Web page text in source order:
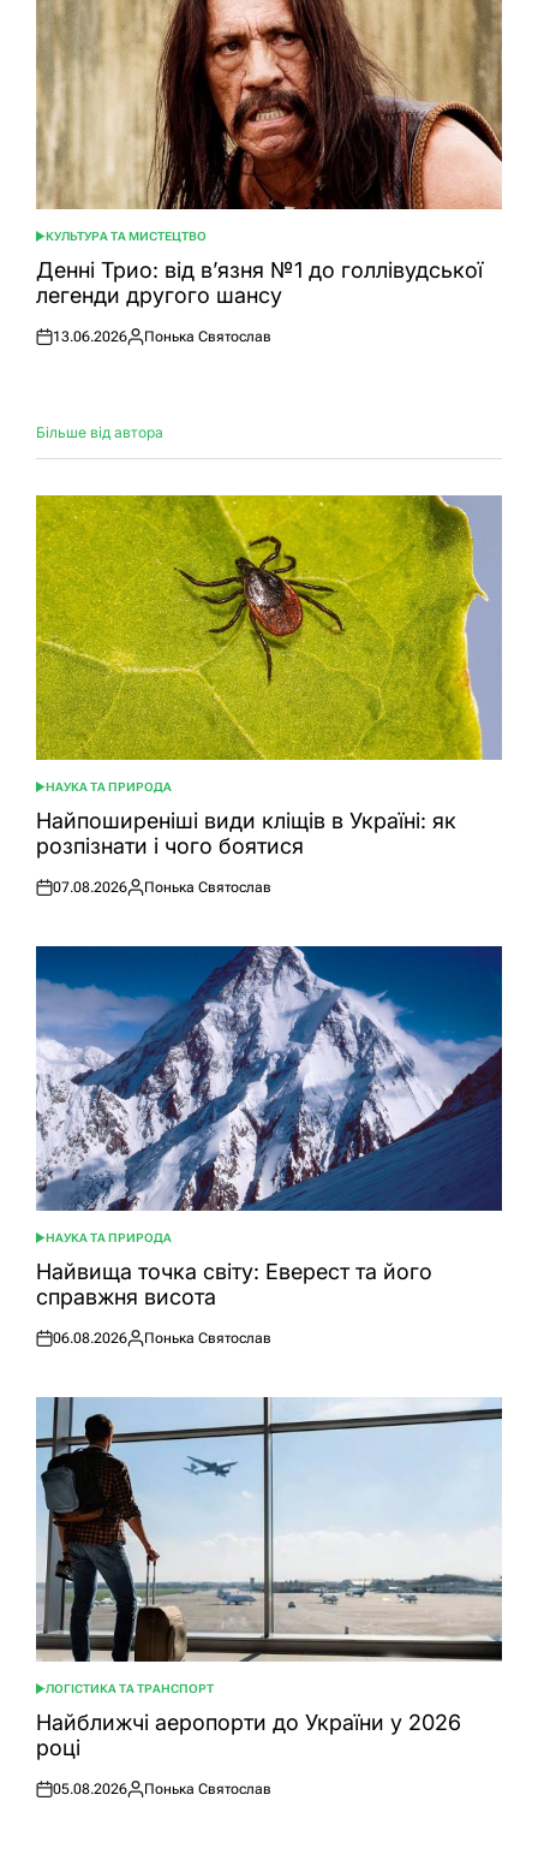
ОПУБЛІКУВАТИ
У
КУЛЬТУРА ТА МИСТЕЦТВО
Денні Трио: від в’язня №1 до голлівудської
легенди другого шансу
Оприлюднено
13.06.2026
Опубліковано
Понька Святослав
Більше від автора
ОПУБЛІКУВАТИ
У
НАУКА ТА ПРИРОДА
Найпоширеніші види кліщів в Україні: як
розпізнати і чого боятися
Оприлюднено
07.08.2026
Опубліковано
Понька Святослав
ОПУБЛІКУВАТИ
У
НАУКА ТА ПРИРОДА
Найвища точка світу: Еверест та його
справжня висота
Оприлюднено
06.08.2026
Опубліковано
Понька Святослав
ОПУБЛІКУВАТИ
У
ЛОГІСТИКА ТА ТРАНСПОРТ
Найближчі аеропорти до України у 2026
році
Оприлюднено
05.08.2026
Опубліковано
Понька Святослав